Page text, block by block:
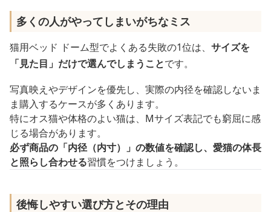
多くの人がやってしまいがちなミス
猫用ベッド ドーム型でよくある失敗の1位は、 サイズを
「見た目」だけで選んでしまうことです。
写真映えやデザインを優先し、実際の内径を確認しないま
ま購入するケースが多くあります。
特にオス猫や体格のよい猫は、Mサイズ表記でも窮屈に感
じる場合があります。
必ず商品の「内径（内寸）」の数値を確認し、愛猫の体長
と照らし合わせる習慣をつけましょう。
後悔しやすい選び方とその理由